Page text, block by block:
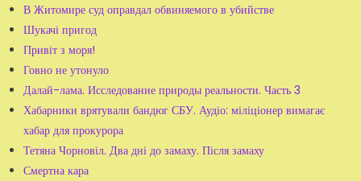
В Житомире суд оправдал обвиняемого в убийстве
Шукачі пригод
Привіт з моря!
Говно не утонуло
Далай-лама. Исследование природы реальности. Часть 3
Хабарники врятували бандюг СБУ. Аудіо: міліціонер вимагає
хабар для прокурора
Тетяна Чорновіл. Два дні до замаху. Після замаху
Смертна кара